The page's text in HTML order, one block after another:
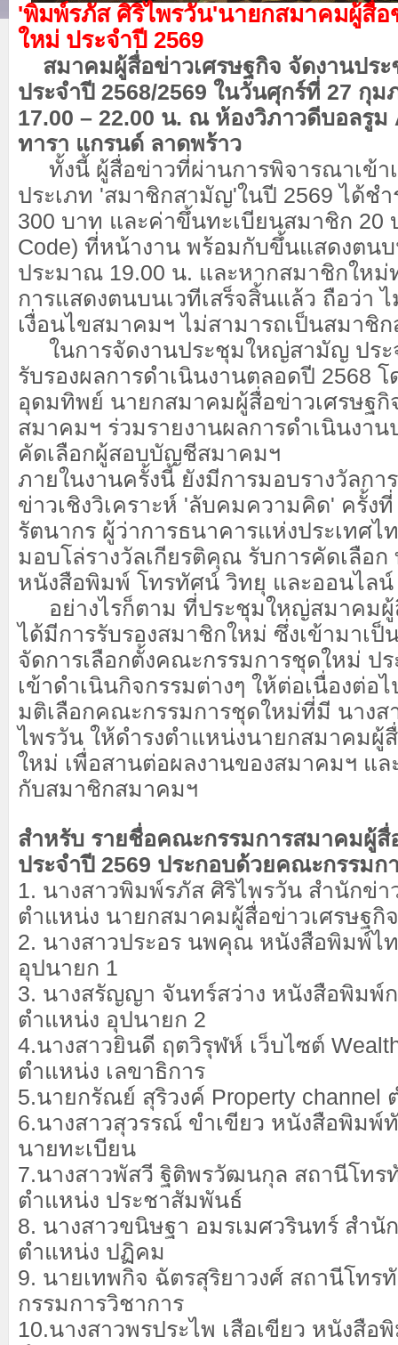
'พิมพ์รภัส ศิริไพรวัน'นายกสมาคมผู้สื่อ
ใหม่ ประจำปี 2569
สมาคมผู้สื่อข่าวเศรษฐกิจ จัดงานปร
ประจำปี 2568/2569 ในวันศุกร์ที่ 27 กุม
17.00 – 22.00 น. ณ ห้องวิภาวดีบอลรูม
ทารา แกรนด์ ลาดพร้าว
ทั้งนี้ ผู้สื่อข่าวที่ผ่านการพิจารณาเข้า
ประเภท 'สมาชิกสามัญ'ในปี 2569 ได้ชำ
300 บาท และค่าขึ้นทะเบียนสมาชิก 20
Code) ที่หน้างาน พร้อมกับขึ้นแสดงตนบ
ประมาณ 19.00 น. และหากสมาชิกใหม่
การแสดงตนบนเวทีเสร็จสิ้นแล้ว ถือว่า
เงื่อนไขสมาคมฯ ไม่สามารถเป็นสมาชิ
ในการจัดงานประชุมใหญ่สามัญ ประ
รับรองผลการดำเนินงานตลอดปี 2568
อุดมทิพย์ นายกสมาคมผู้สื่อข่าวเศรษฐกิ
สมาคมฯ ร่วมรายงานผลการดำเนินงาน
คัดเลือกผู้สอบบัญชีสมาคมฯ
ภายในงานครั้งนี้ ยังมีการมอบรางวัลก
ข่าวเชิงวิเคราะห์ 'ลับคมความคิด' ครั้ง
รัตนากร ผู้ว่าการธนาคารแห่งประเทศไ
มอบโล่รางวัลเกียรติคุณ รับการคัดเลือก
หนังสือพิมพ์ โทรทัศน์ วิทยุ และออนไลน์
อย่างไรก็ตาม ที่ประชุมใหญ่สมาคมผู้
ได้มีการรับรองสมาชิกใหม่ ซึ่งเข้ามาเ
จัดการเลือกตั้งคณะกรรมการชุดใหม่ ปร
เข้าดำเนินกิจกรรมต่างๆ ให้ต่อเนื่องต่อ
มติเลือกคณะกรรมการชุดใหม่ที่มี นางส
ไพรวัน ให้ดำรงตำแหน่งนายกสมาคมผู้
ใหม่ เพื่อสานต่อผลงานของสมาคมฯ แล
กับสมาชิกสมาคมฯ
สำหรับ รายชื่อคณะกรรมการสมาคมผู้สื่
ประจำปี 2569 ประกอบด้วยคณะกรรมก
1. นางสาวพิมพ์รภัส ศิริไพรวัน สำนักข่
ตำแหน่ง นายกสมาคมผู้สื่อข่าวเศรษฐกิจ
2. นางสาวประอร นพคุณ หนังสือพิมพ์ไ
อุปนายก 1
3. นางสรัญญา จันทร์สว่าง หนังสือพิมพ์ก
ตำแหน่ง อุปนายก 2
4.นางสาวยินดี ฤตวิรุฬห์ เว็บไซต์
ตำแหน่ง เลขาธิการ
5.นายกรัณย์ สุริวงค์ Property channel
6.นางสาวสุวรรณ์ ขำเขียว หนังสือพิมพ์
นายทะเบียน
7.นางสาวพัสวี ฐิติพรวัฒนกุล สถานีโทร
ตำแหน่ง ประชาสัมพันธ์
8. นางสาวขนิษฐา อมรเมศวรินทร์ สำนั
ตำแหน่ง ปฏิคม
9. นายเทพกิจ ฉัตรสุริยาวงศ์ สถานีโทร
กรรมการวิชาการ
10.นางสาวพรประไพ เสือเขียว หนังสือ